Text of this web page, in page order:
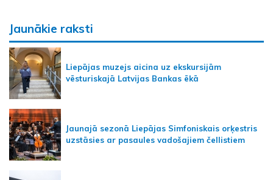
Jaunākie raksti
Liepājas muzejs aicina uz ekskursijām
vēsturiskajā Latvijas Bankas ēkā
Jaunajā sezonā Liepājas Simfoniskais orķestris
uzstāsies ar pasaules vadošajiem čellistiem